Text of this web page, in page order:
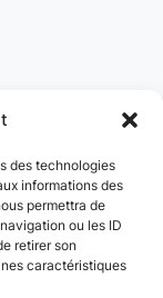
des technologies
informations des
permettra de
ou les ID
retirer son
caractéristiques
France